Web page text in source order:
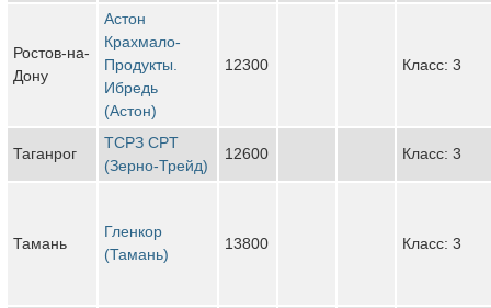
Ростов-на-
Дону
Астон
Крахмало-
Продукты.
Ибредь
(Астон)
12300 Класс: 3
Таганрог
ТСРЗ CPT
(Зерно-Трейд)
12600 Класс: 3
Тамань
Гленкор
(Тамань)
13800 Класс: 3